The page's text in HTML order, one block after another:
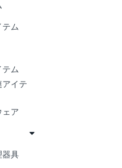
ム
ム
アイテ
ェア
器具